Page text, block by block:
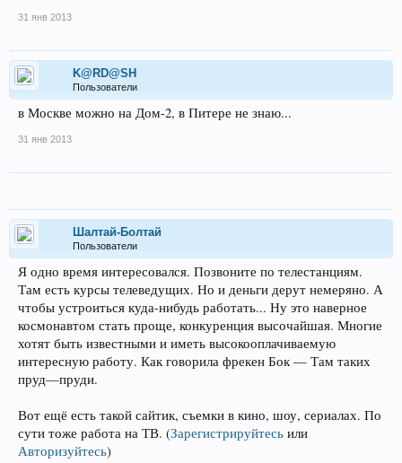
31 янв 2013
K@RD@SH
Пользователи
в Москве можно на Дом-2, в Питере не знаю...
31 янв 2013
Шалтай-Болтай
Пользователи
Я одно время интересовался. Позвоните по телестанциям.
Там есть курсы телеведущих. Но и деньги дерут немеряно. А
чтобы устроиться куда-нибудь работать... Ну это наверное
космонавтом стать проще, конкуренция высочайшая. Многие
хотят быть известными и иметь высокооплачиваемую
интересную работу. Как говорила фрекен Бок — Там таких
пруд—пруди.
Вот ещё есть такой сайтик, съемки в кино, шоу, сериалах. По
сути тоже работа на ТВ. (Зарегистрируйтесь или
Авторизуйтесь)